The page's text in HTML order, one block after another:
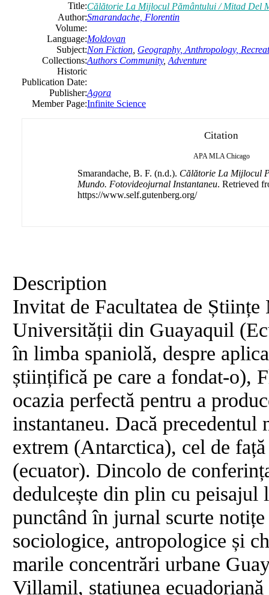
Title:Călătorie La Mijlocul Pământului / Mitad Del
Author:Smarandache, Florentin
Volume:
Language:Moldovan
Subject:Non Fiction Geography, Anthropology,
Collections:Authors Community, Adventure
Historic
Publication Date:
Publisher:Agora
Member Page:Infinite Science
Citation
APA MLA Chicago
Smarandache, B. F. (n.d.). Călătorie La Mijlocul
Mundo. Fotovideojurnal Instantaneu. Retrieved
https://www.self.gutenberg.org/
Description
Invitat de Facultatea de
Universității din Guayaquil
în limba spaniolă, despre
științifică pe care a fondat-o),
ocazia perfectă pentru a
instantaneu. Dacă
extrem (Antarctica), cel de
(ecuator). Dincolo de
dedulcește din plin cu
punctând în jurnal scurte
sociologice, antropologice și
marile concentrări urbane
Villamil, stațiunea